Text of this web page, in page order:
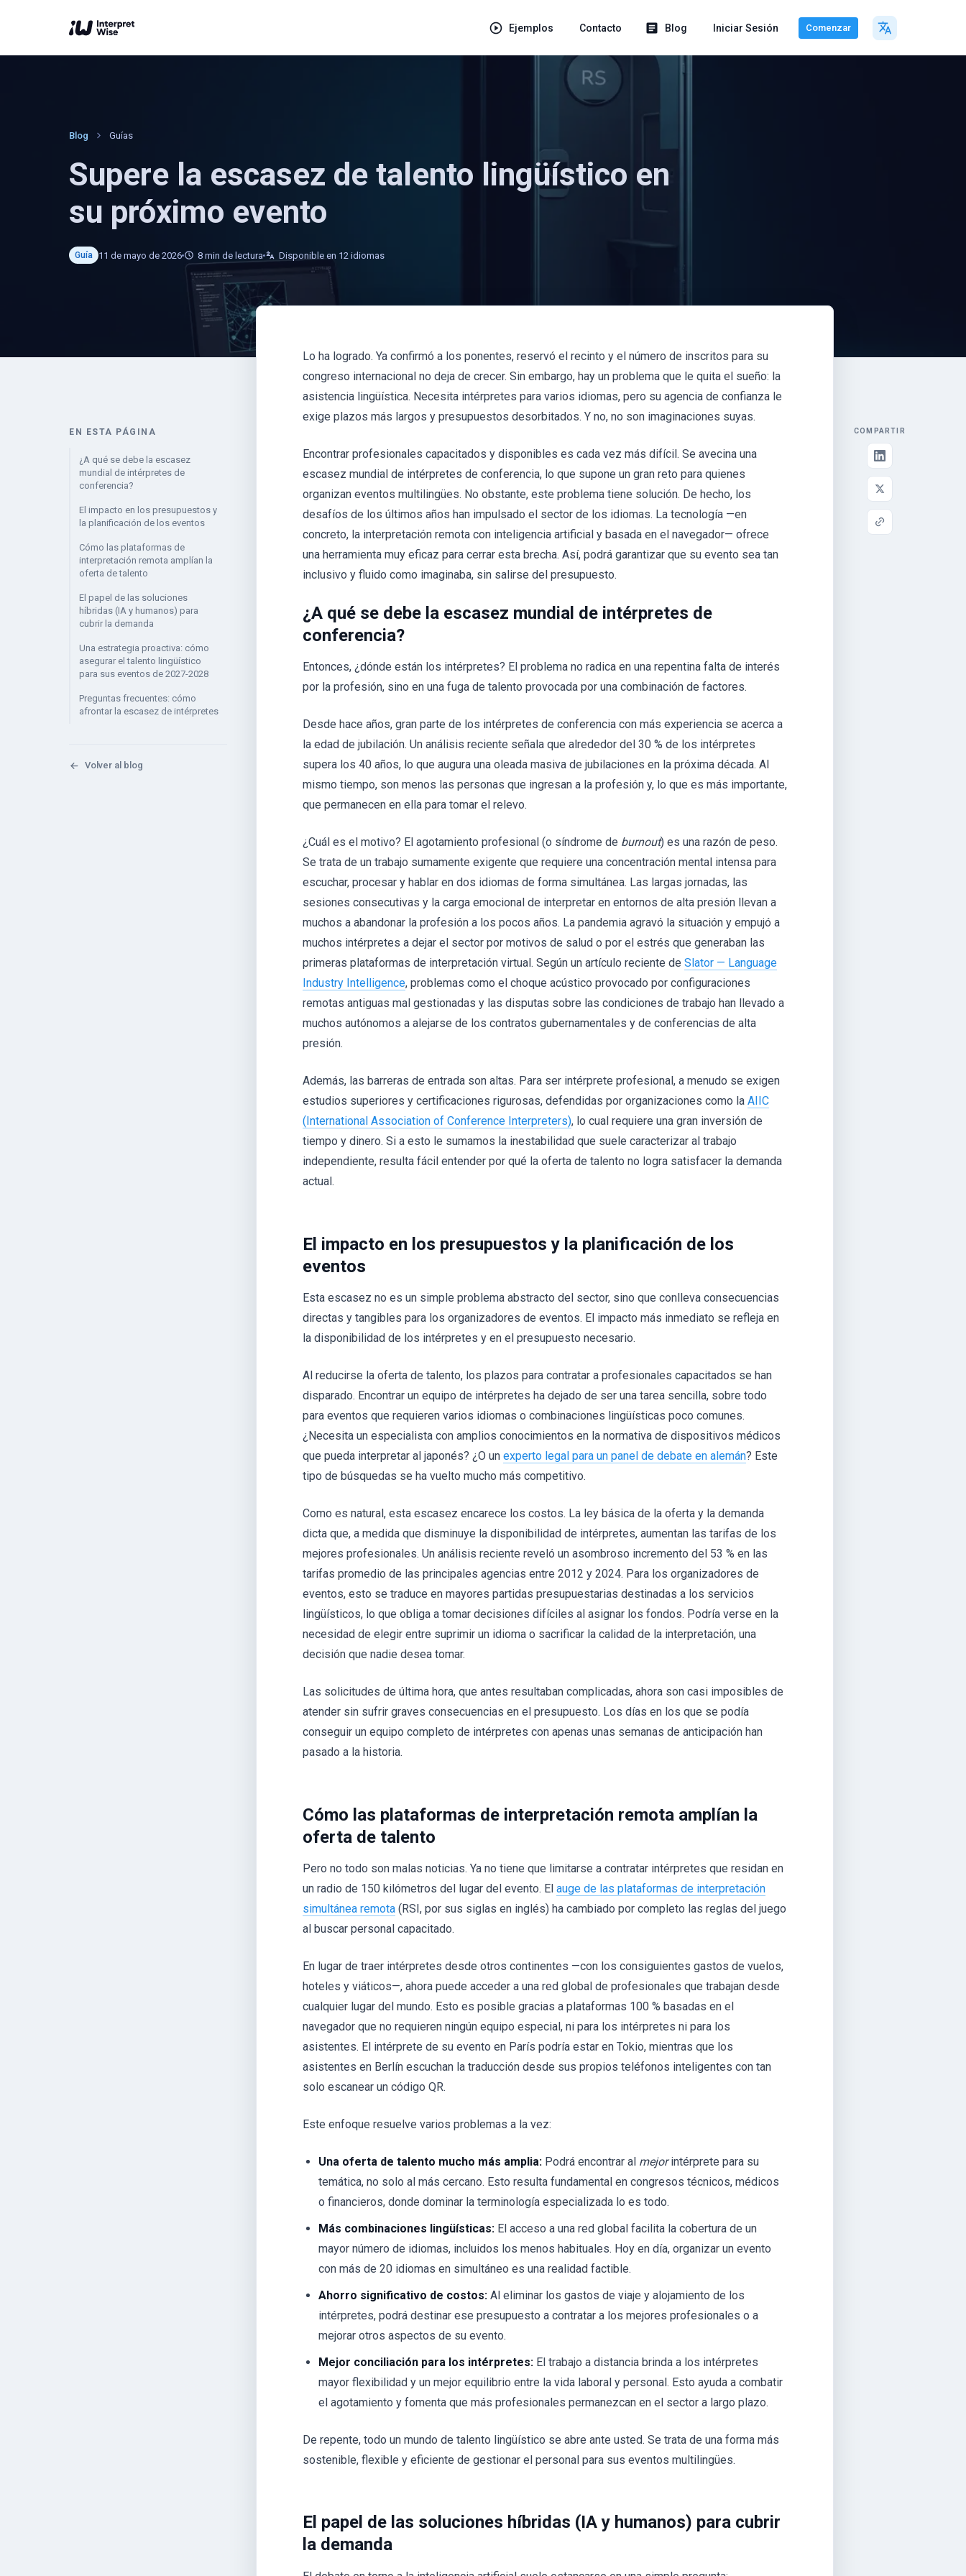
Ejemplos Contacto Blog Iniciar Sesión Comenzar
Blog Guías
Supere la escasez de talento lingüístico en
su próximo evento
Guía 11 de mayo de 2026 8 min de lectura Disponible en 12 idiomas
EN ESTA PÁGINA
¿A qué se debe la escasez
mundial de intérpretes de
conferencia?
El impacto en los presupuestos y
la planificación de los eventos
Cómo las plataformas de
interpretación remota amplían la
oferta de talento
El papel de las soluciones
híbridas (IA y humanos) para
cubrir la demanda
Una estrategia proactiva: cómo
asegurar el talento lingüístico
para sus eventos de 2027-2028
Preguntas frecuentes: cómo
afrontar la escasez de intérpretes
Volver al blog
Lo ha logrado. Ya confirmó a los ponentes, reservó el recinto y el número de inscritos para su
congreso internacional no deja de crecer. Sin embargo, hay un problema que le quita el sueño: la
asistencia lingüística. Necesita intérpretes para varios idiomas, pero su agencia de confianza le
exige plazos más largos y presupuestos desorbitados. Y no, no son imaginaciones suyas.
Encontrar profesionales capacitados y disponibles es cada vez más difícil. Se avecina una
escasez mundial de intérpretes de conferencia, lo que supone un gran reto para quienes
organizan eventos multilingües. No obstante, este problema tiene solución. De hecho, los
desafíos de los últimos años han impulsado el sector de los idiomas. La tecnología —en
concreto, la interpretación remota con inteligencia artificial y basada en el navegador— ofrece
una herramienta muy eficaz para cerrar esta brecha. Así, podrá garantizar que su evento sea tan
inclusivo y fluido como imaginaba, sin salirse del presupuesto.
¿A qué se debe la escasez mundial de intérpretes de
conferencia?
Entonces, ¿dónde están los intérpretes? El problema no radica en una repentina falta de interés
por la profesión, sino en una fuga de talento provocada por una combinación de factores.
Desde hace años, gran parte de los intérpretes de conferencia con más experiencia se acerca a
la edad de jubilación. Un análisis reciente señala que alrededor del 30 % de los intérpretes
supera los 40 años, lo que augura una oleada masiva de jubilaciones en la próxima década. Al
mismo tiempo, son menos las personas que ingresan a la profesión y, lo que es más importante,
que permanecen en ella para tomar el relevo.
¿Cuál es el motivo? El agotamiento profesional (o síndrome de burnout) es una razón de peso.
Se trata de un trabajo sumamente exigente que requiere una concentración mental intensa para
escuchar, procesar y hablar en dos idiomas de forma simultánea. Las largas jornadas, las
sesiones consecutivas y la carga emocional de interpretar en entornos de alta presión llevan a
muchos a abandonar la profesión a los pocos años. La pandemia agravó la situación y empujó a
muchos intérpretes a dejar el sector por motivos de salud o por el estrés que generaban las
primeras plataformas de interpretación virtual. Según un artículo reciente de Slator — Language
Industry Intelligence, problemas como el choque acústico provocado por configuraciones
remotas antiguas mal gestionadas y las disputas sobre las condiciones de trabajo han llevado a
muchos autónomos a alejarse de los contratos gubernamentales y de conferencias de alta
presión.
Además, las barreras de entrada son altas. Para ser intérprete profesional, a menudo se exigen
estudios superiores y certificaciones rigurosas, defendidas por organizaciones como la AIIC
(International Association of Conference Interpreters), lo cual requiere una gran inversión de
tiempo y dinero. Si a esto le sumamos la inestabilidad que suele caracterizar al trabajo
independiente, resulta fácil entender por qué la oferta de talento no logra satisfacer la demanda
actual.
El impacto en los presupuestos y la planificación de los
eventos
Esta escasez no es un simple problema abstracto del sector, sino que conlleva consecuencias
directas y tangibles para los organizadores de eventos. El impacto más inmediato se refleja en
la disponibilidad de los intérpretes y en el presupuesto necesario.
Al reducirse la oferta de talento, los plazos para contratar a profesionales capacitados se han
disparado. Encontrar un equipo de intérpretes ha dejado de ser una tarea sencilla, sobre todo
para eventos que requieren varios idiomas o combinaciones lingüísticas poco comunes.
¿Necesita un especialista con amplios conocimientos en la normativa de dispositivos médicos
que pueda interpretar al japonés? ¿O un experto legal para un panel de debate en alemán? Este
tipo de búsquedas se ha vuelto mucho más competitivo.
Como es natural, esta escasez encarece los costos. La ley básica de la oferta y la demanda
dicta que, a medida que disminuye la disponibilidad de intérpretes, aumentan las tarifas de los
mejores profesionales. Un análisis reciente reveló un asombroso incremento del 53 % en las
tarifas promedio de las principales agencias entre 2012 y 2024. Para los organizadores de
eventos, esto se traduce en mayores partidas presupuestarias destinadas a los servicios
lingüísticos, lo que obliga a tomar decisiones difíciles al asignar los fondos. Podría verse en la
necesidad de elegir entre suprimir un idioma o sacrificar la calidad de la interpretación, una
decisión que nadie desea tomar.
Las solicitudes de última hora, que antes resultaban complicadas, ahora son casi imposibles de
atender sin sufrir graves consecuencias en el presupuesto. Los días en los que se podía
conseguir un equipo completo de intérpretes con apenas unas semanas de anticipación han
pasado a la historia.
Cómo las plataformas de interpretación remota amplían la
oferta de talento
Pero no todo son malas noticias. Ya no tiene que limitarse a contratar intérpretes que residan en
un radio de 150 kilómetros del lugar del evento. El auge de las plataformas de interpretación
simultánea remota (RSI, por sus siglas en inglés) ha cambiado por completo las reglas del juego
al buscar personal capacitado.
En lugar de traer intérpretes desde otros continentes —con los consiguientes gastos de vuelos,
hoteles y viáticos—, ahora puede acceder a una red global de profesionales que trabajan desde
cualquier lugar del mundo. Esto es posible gracias a plataformas 100 % basadas en el
navegador que no requieren ningún equipo especial, ni para los intérpretes ni para los
asistentes. El intérprete de su evento en París podría estar en Tokio, mientras que los
asistentes en Berlín escuchan la traducción desde sus propios teléfonos inteligentes con tan
solo escanear un código QR.
Este enfoque resuelve varios problemas a la vez:
Una oferta de talento mucho más amplia: Podrá encontrar al mejorintérprete para su
temática, no solo al más cercano. Esto resulta fundamental en congresos técnicos, médicos
o financieros, donde dominar la terminología especializada lo es todo.
Más combinaciones lingüísticas: El acceso a una red global facilita la cobertura de un
mayor número de idiomas, incluidos los menos habituales. Hoy en día, organizar un evento
con más de 20 idiomas en simultáneo es una realidad factible.
Ahorro significativo de costos: Al eliminar los gastos de viaje y alojamiento de los
intérpretes, podrá destinar ese presupuesto a contratar a los mejores profesionales o a
mejorar otros aspectos de su evento.
Mejor conciliación para los intérpretes: El trabajo a distancia brinda a los intérpretes
mayor flexibilidad y un mejor equilibrio entre la vida laboral y personal. Esto ayuda a combatir
el agotamiento y fomenta que más profesionales permanezcan en el sector a largo plazo.
De repente, todo un mundo de talento lingüístico se abre ante usted. Se trata de una forma más
sostenible, flexible y eficiente de gestionar el personal para sus eventos multilingües.
El papel de las soluciones híbridas (IA y humanos) para cubrir
la demanda
COMPARTIR